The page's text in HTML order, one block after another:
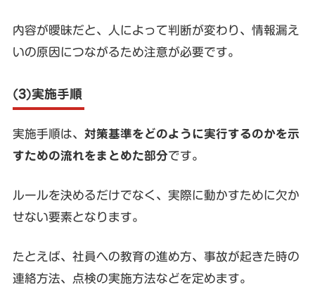
内容が曖昧だと、人によって判断が変わり、情報漏え
いの原因につながるため注意が必要です。
(3)実施手順
実施手順は、 対策基準をどのように実行するのかを示
すための流れをまとめた部分です。
ルールを決めるだけでなく、実際に動かすために欠か
せない要素となります。
たとえば、社員への教育の進め方、事故が起きた時の
連絡方法、点検の実施方法などを定めます。